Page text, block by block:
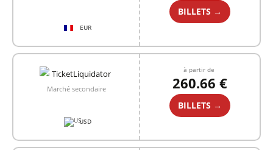
EUR
BILLETS →
Marché secondaire
USD
à partir de
260.66 €
BILLETS →